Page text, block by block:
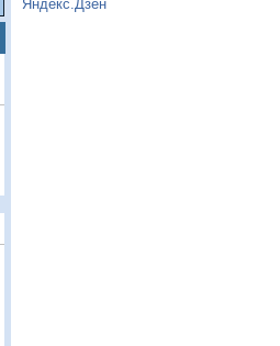
Яндекс.Дзен